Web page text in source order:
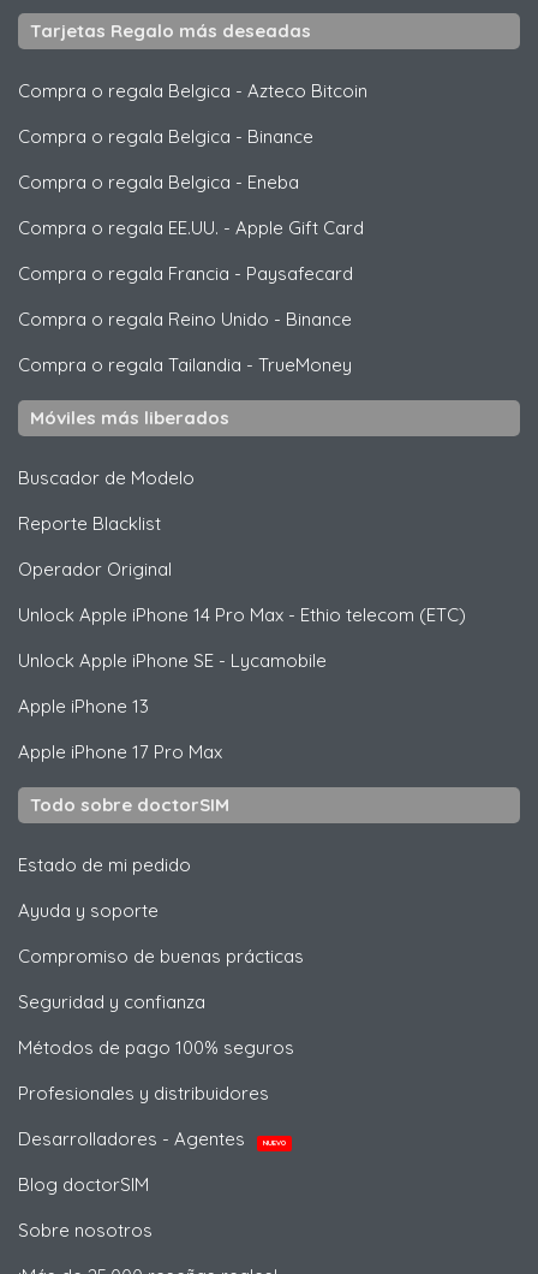
Tarjetas Regalo más deseadas
Compra o regala Belgica - Azteco Bitcoin
Compra o regala Belgica - Binance
Compra o regala Belgica - Eneba
Compra o regala EE.UU. - Apple Gift Card
Compra o regala Francia - Paysafecard
Compra o regala Reino Unido - Binance
Compra o regala Tailandia - TrueMoney
Móviles más liberados
Buscador de Modelo
Reporte Blacklist
Operador Original
Unlock Apple iPhone 14 Pro Max - Ethio telecom (ETC)
Unlock Apple iPhone SE - Lycamobile
Apple iPhone 13
Apple iPhone 17 Pro Max
Todo sobre doctorSIM
Estado de mi pedido
Ayuda y soporte
Compromiso de buenas prácticas
Seguridad y confianza
Métodos de pago 100% seguros
Profesionales y distribuidores
Desarrolladores - Agentes
NUEVO
Blog doctorSIM
Sobre nosotros